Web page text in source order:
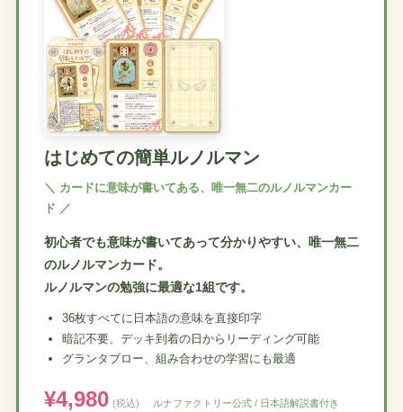
はじめての簡単ルノルマン
＼ カードに意味が書いてある、唯一無二のルノルマンカー
ド ／
初心者でも意味が書いてあって分かりやすい、唯一無二
のルノルマンカード。
ルノルマンの勉強に最適な1組です。
36枚すべてに日本語の意味を直接印字
暗記不要、デッキ到着の日からリーディング可能
グランタブロー、組み合わせの学習にも最適
¥4,980 (税込) ルナファクトリー公式 / 日本語解説書付き